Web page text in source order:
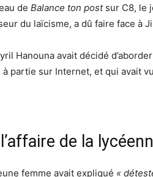
de Balance ton postsur C8, le
du laïcisme, a dû faire face à
Hanouna avait décidé
à partie sur Internet, et qui avait
de la
femme avait expliqué «